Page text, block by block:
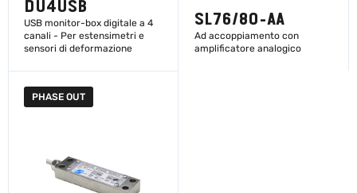
DU4USB
USB monitor-box digitale a 4
canali - Per estensimetri e
sensori di deformazione
SCOPRI DI PIÙ
SL76/80-AA
Ad accoppiamento con
amplificatore analogico
PHASE OUT